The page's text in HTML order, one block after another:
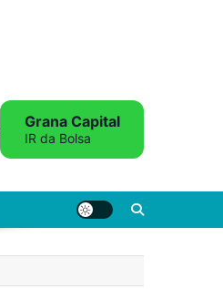
Grana Capital
IR da Bolsa